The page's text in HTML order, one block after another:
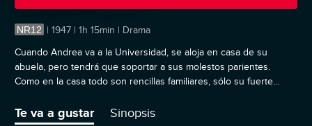
NR12 | 1947 | 1h 15min | Drama
Cuando Andrea va a la Universidad, se aloja en casa de su
abuela, pero tendrá que soportar a sus molestos parientes.
Como en la casa todo son rencillas familiares, sólo su fuerte
Te va a gustar Sinopsis